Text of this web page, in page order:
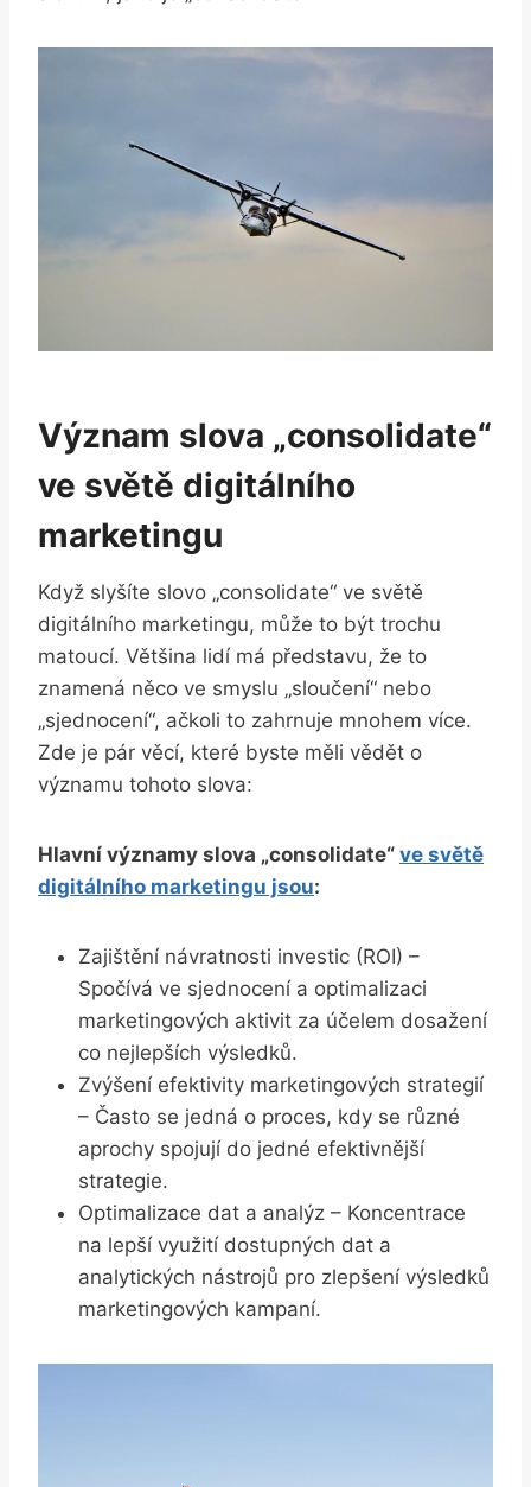
Význam slova „consolidate“
ve světě digitálního
marketingu
Když slyšíte slovo „consolidate“ ve světě
digitálního marketingu, může to být trochu
matoucí. Většina lidí má představu, že to
znamená něco ve smyslu „sloučení“ nebo
„sjednocení“, ačkoli to zahrnuje mnohem více.
Zde je pár věcí, které byste měli vědět o
významu tohoto slova:
Hlavní významy slova „consolidate“ ve světě
digitálního marketingu jsou:
Zajištění návratnosti investic (ROI) –
Spočívá ve sjednocení a optimalizaci
marketingových aktivit za účelem dosažení
co nejlepších výsledků.
Zvýšení efektivity marketingových strategií
– Často se jedná o proces, kdy se různé
aprochy spojují do jedné efektivnější
strategie.
Optimalizace dat a analýz – Koncentrace
na lepší využití dostupných dat a
analytických nástrojů pro zlepšení výsledků
marketingových kampaní.